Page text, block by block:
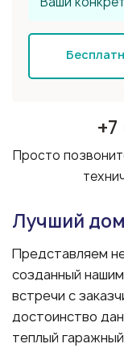
Просто
Лучший
Представляем
созданный
встречи с
достоинство
теплый